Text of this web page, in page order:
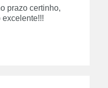
prazo certinho,